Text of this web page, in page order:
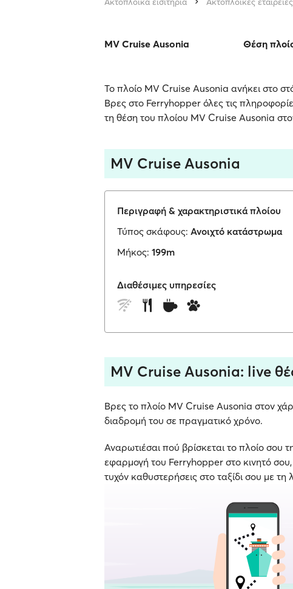
MV Cruise Ausonia Θέση
Το πλοίο MV Cruise Ausonia ανήκει στο
Βρες στο Ferryhopper όλες τις
τη θέση του πλοίου MV Cruise Ausonia
MV Cruise Ausonia
Περιγραφή & χαρακτηριστικά πλοίου
Τύπος σκάφους: Ανοιχτό κατάστρωμα
Μήκος: 199m
Διαθέσιμες υπηρεσίες
MV Cruise Ausonia: live
Βρες το πλοίο MV Cruise Ausonia στον
διαδρομή του σε πραγματικό χρόνο.
Αναρωτιέσαι πού βρίσκεται το πλοίο σου
εφαρμογή του Ferryhopper στο κινητό
τυχόν καθυστερήσεις στο ταξίδι σου με τη